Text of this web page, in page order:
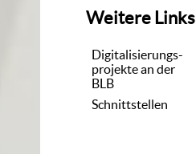
Weitere Links
Digitalisierungs-
projekte an der
BLB
Schnittstellen